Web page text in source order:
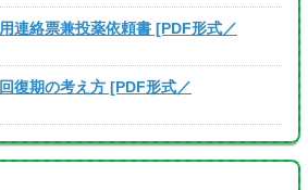
連絡票兼投薬依頼書 [PDF形式／
復期の考え方 [PDF形式／